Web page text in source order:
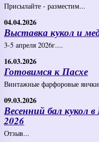
Присылайте - разместим...
04.04.2026
Выставка кукол и
3-5 апреля 2026г....
16.03.2026
Готовимся к Пасхе
Винтажные фарфоровые
09.03.2026
Весенний бал кукол
2026
Отзыв...